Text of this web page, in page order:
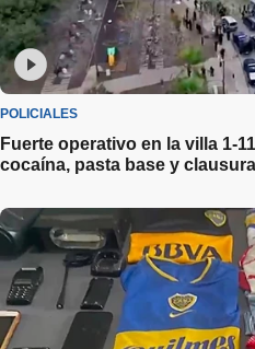
POLICIALES
Fuerte operativo en la villa 1-
cocaína, pasta base y